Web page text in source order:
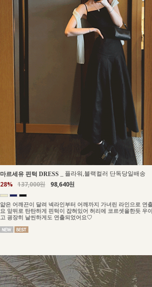
마르세유 핀턱 DRESS 플라워,블랙컬러 단독당일배송
28% 137,000원 98,640원
얇은 어깨끈이 달려 넥라인부터 어깨까지 가녀린 라인으로 연
요 앞뒤로 탄탄하게 핀턱이 잡혀있어 허리에 코르셋을한듯 우
고 굉장히 날씬하게도 연출되었어요♡